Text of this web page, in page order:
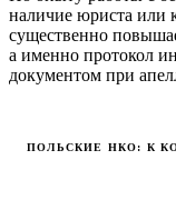
наличие юриста или
существенно
а именно протокол
документом при
ПОЛЬСКИЕ НКО: К